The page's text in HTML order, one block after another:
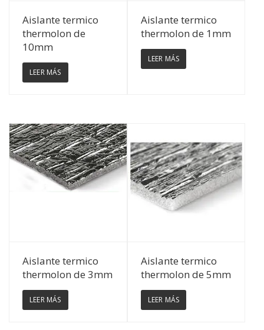
Ver Detalles
Aislante termico
thermolon de
10mm
LEER MÁS
Ver Detalles
Aislante termico
thermolon de 1mm
LEER MÁS
Ver Detalles
Aislante termico
thermolon de 3mm
LEER MÁS
Ver Detalles
Aislante termico
thermolon de 5mm
LEER MÁS